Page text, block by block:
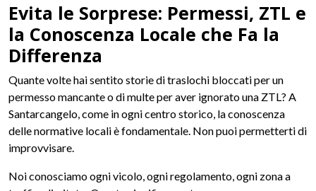
Evita le Sorprese: Permessi, ZTL e
la Conoscenza Locale che Fa la
Differenza
Quante volte hai sentito storie di traslochi bloccati per un
permesso mancante o di multe per aver ignorato una ZTL? A
Santarcangelo, come in ogni centro storico, la conoscenza
delle normative locali è fondamentale. Non puoi permetterti di
improvvisare.
Noi conosciamo ogni vicolo, ogni regolamento, ogni zona a